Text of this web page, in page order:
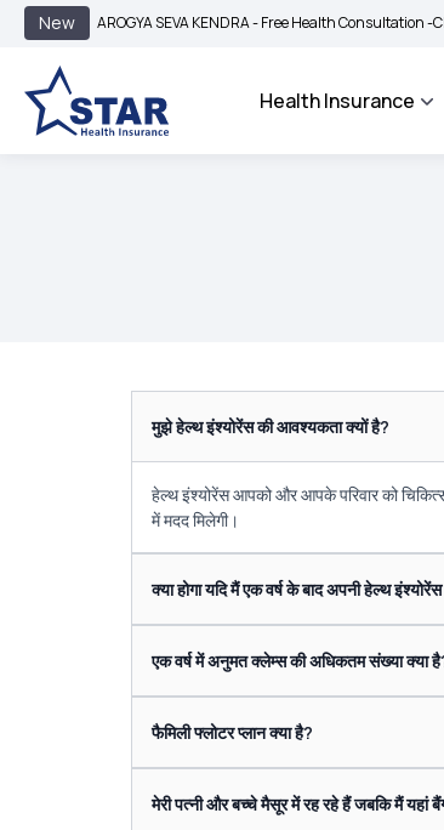
New
AROGYA SEVA KENDRA - Free Health Consultation -Click
Health Insurance
मुझे हेल्थ इंश्योरेंस की आवश्यकता क्यों है?
हेल्थ इंश्योरेंस आपको और आपके परिवार को
में मदद मिलेगी।
क्या होगा यदि मैं एक वर्ष के बाद अपनी हेल्थ
एक वर्ष में अनुमत क्लेम्स की अधिकतम संख्या क्या
फैमिली फ्लोटर प्लान क्या है?
मेरी पत्नी और बच्चे मैसूर में रह रहे हैं जबकि मैं यहां